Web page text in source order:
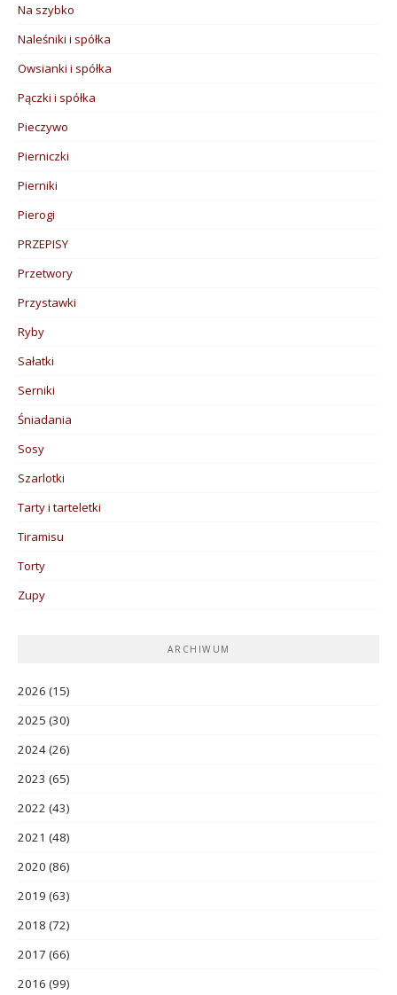
Na szybko
Naleśniki i spółka
Owsianki i spółka
Pączki i spółka
Pieczywo
Pierniczki
Pierniki
Pierogi
PRZEPISY
Przetwory
Przystawki
Ryby
Sałatki
Serniki
Śniadania
Sosy
Szarlotki
Tarty i tarteletki
Tiramisu
Torty
Zupy
ARCHIWUM
2026 (15)
2025 (30)
2024(26)
2023 (65)
2022 (43)
2021 (48)
2020 (86)
2019 (63)
2018 (72)
2017 (66)
2016 (99)